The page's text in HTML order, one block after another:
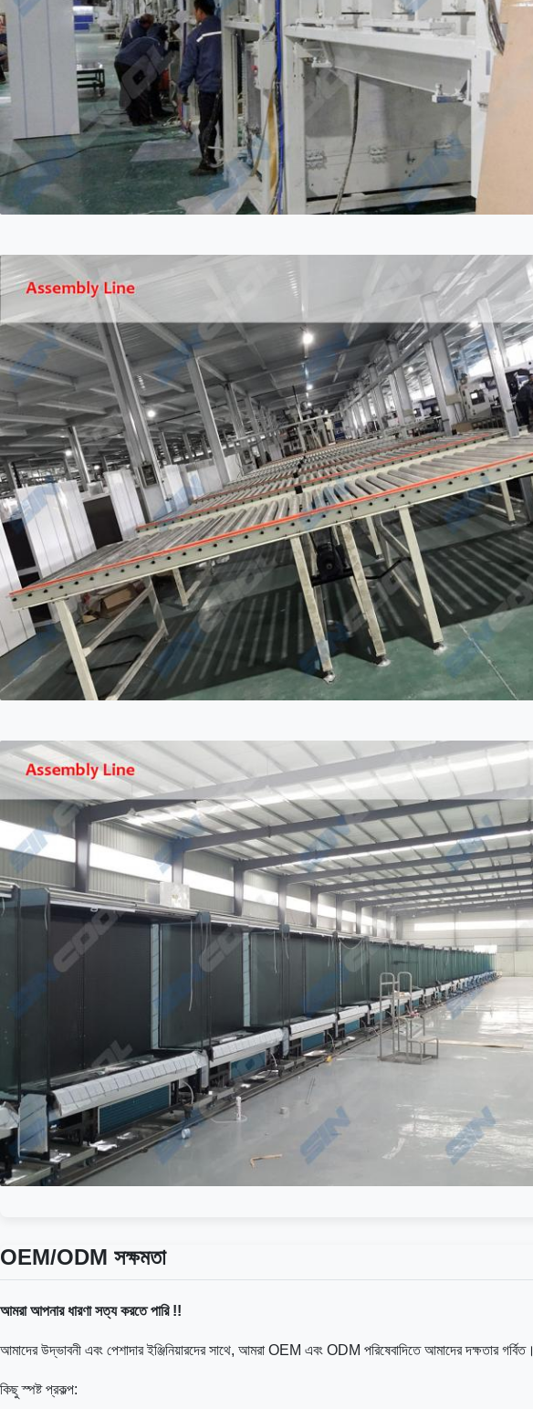
OEM/ODM সক্ষমতা
আমরা আপনার ধারণা সত্য করতে পারি !!
আমাদের উদ্ভাবনী এবং পেশাদার ইঞ্জিনিয়ারদের সাথে, আমরা OEM এবং ODM পরিষেবাদিতে আমাদের দক্ষতার গর্বিত।
কিছু স্পষ্ট প্রকল্প: